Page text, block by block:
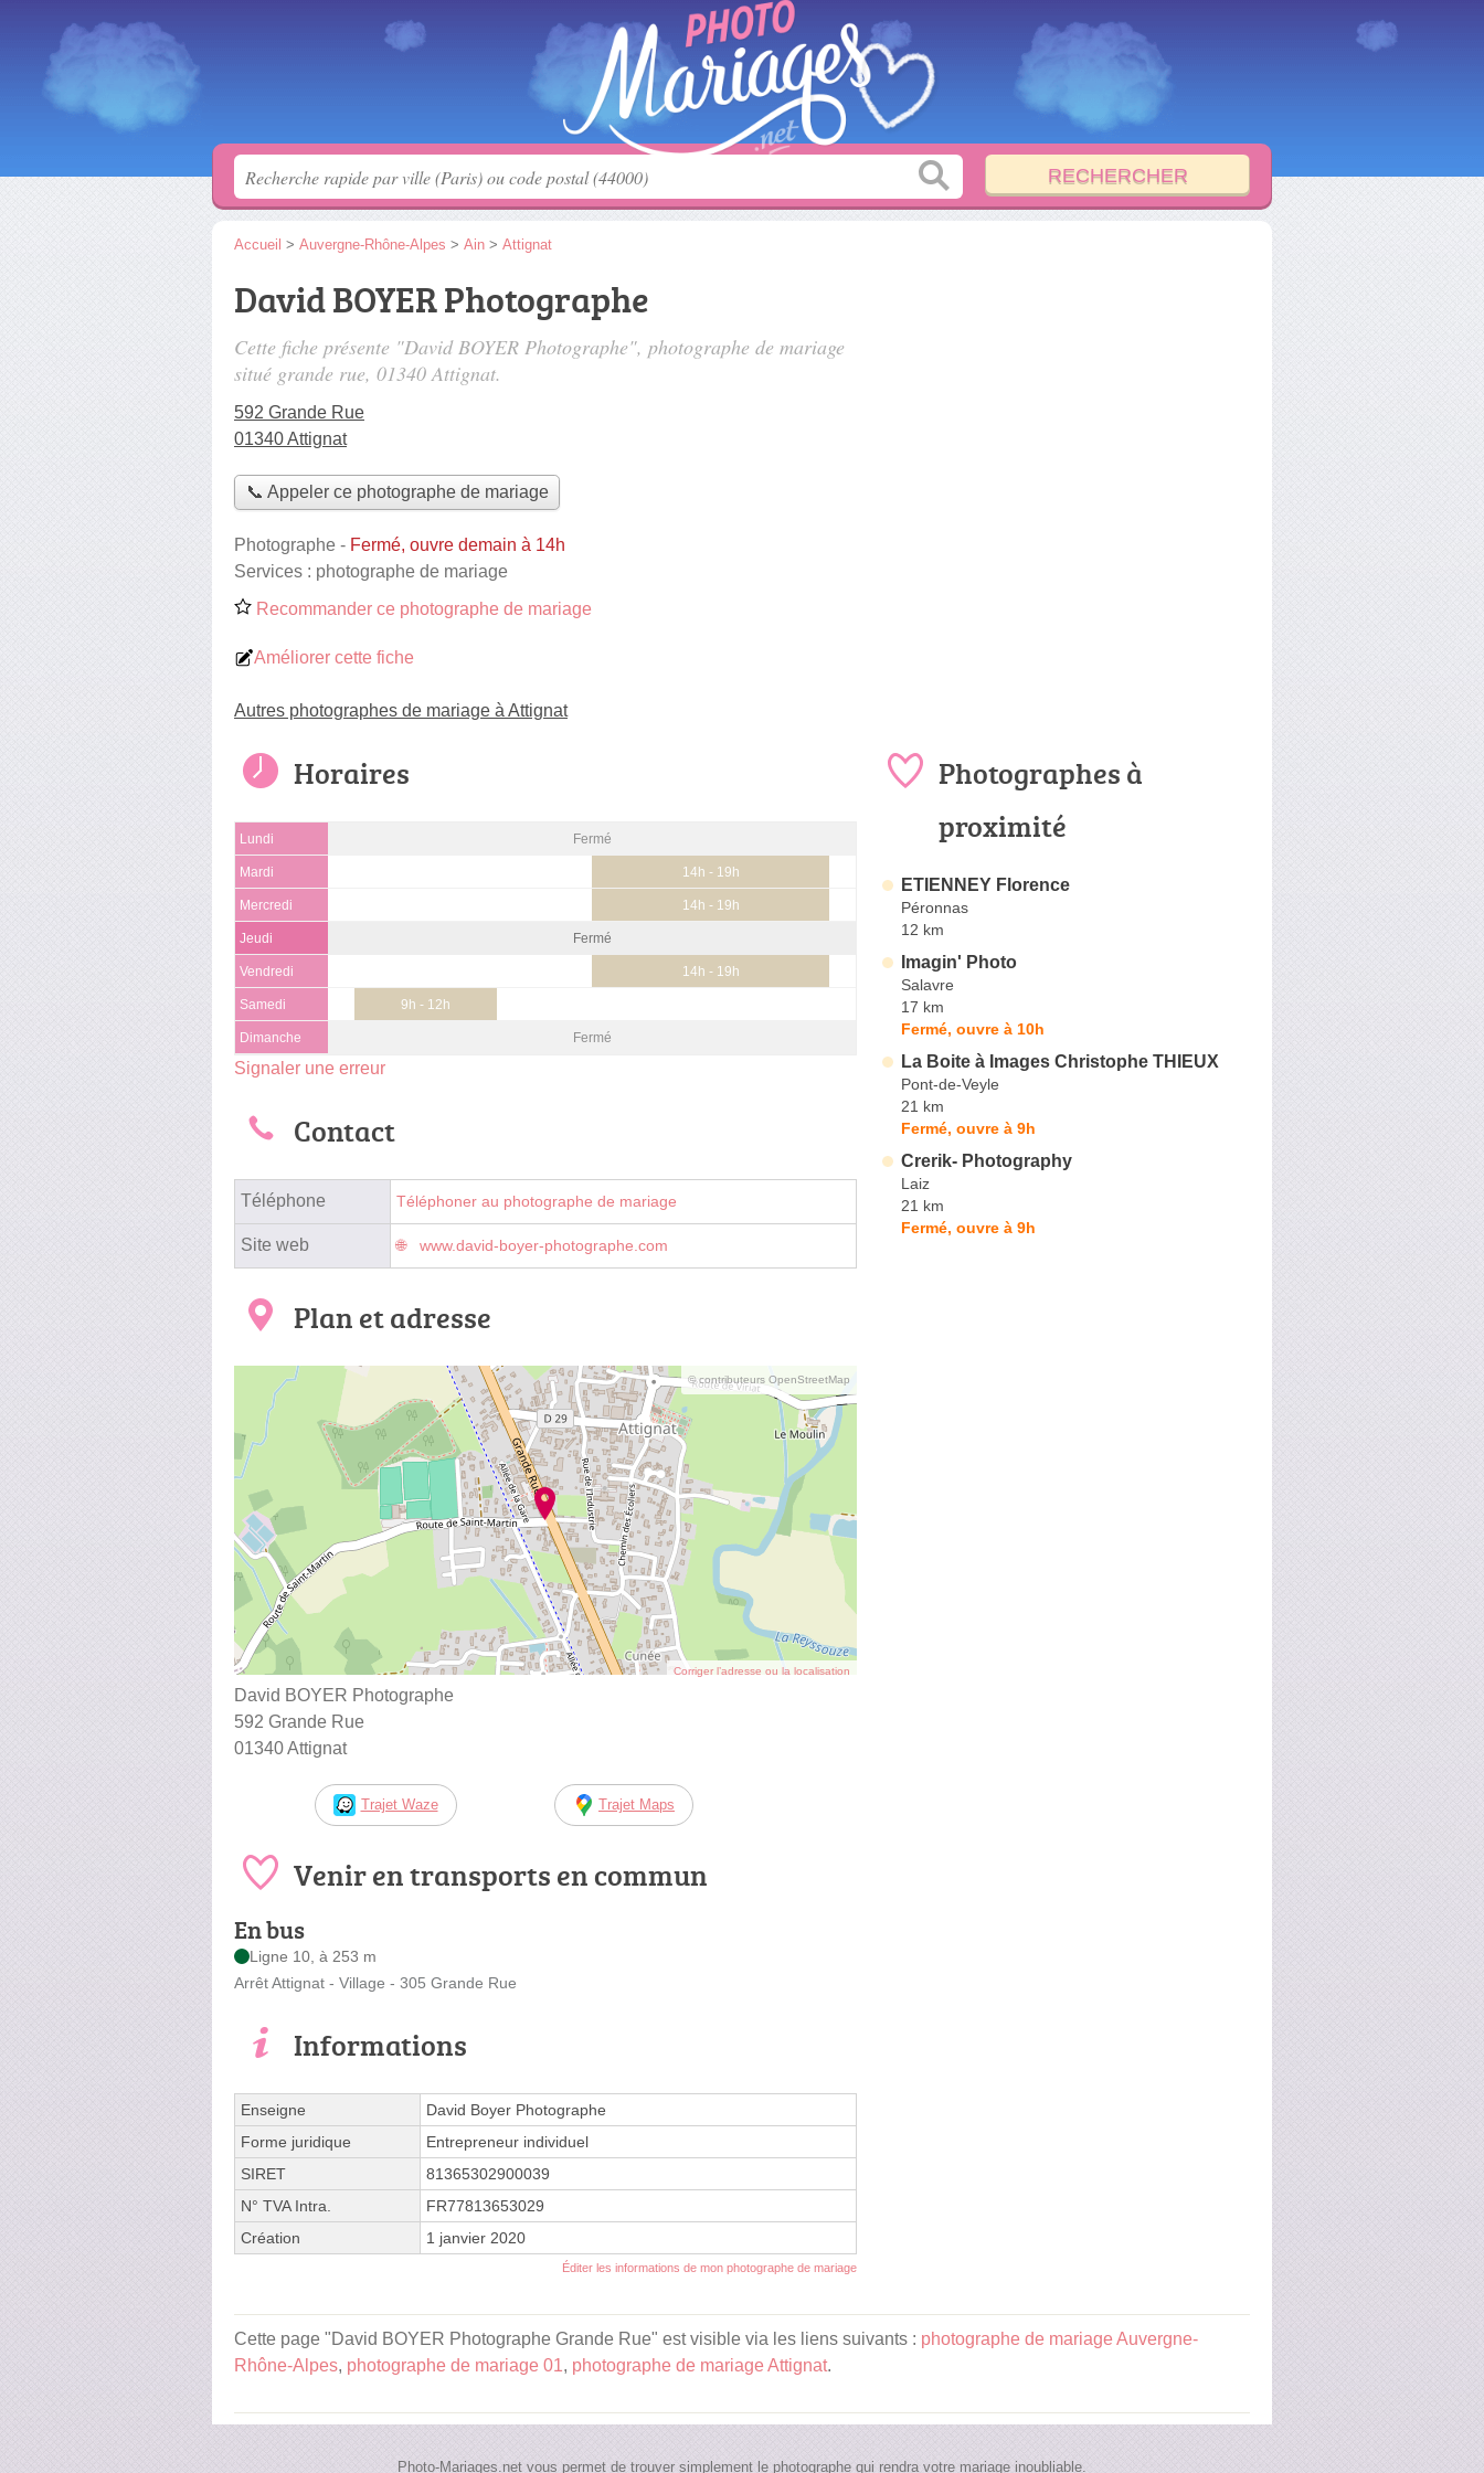
Accueil > Auvergne-Rhône-Alpes > Ain > Attignat
David BOYER Photographe
Cette fiche présente "David BOYER Photographe", photographe de mariage
situé grande rue, 01340 Attignat.
592 Grande Rue
01340 Attignat
📞 Appeler ce photographe de mariage
Photographe - Fermé, ouvre demain à 14h
Services : photographe de mariage
Recommander ce photographe de mariage
Améliorer cette fiche
Autres photographes de mariage à Attignat
Horaires
Lundi Fermé
Mardi 14h - 19h
Mercredi 14h - 19h
Jeudi Fermé
Vendredi 14h - 19h
Samedi 9h - 12h
Dimanche Fermé
Signaler une erreur
Contact
Téléphone Téléphoner au photographe de mariage
Site web www.david-boyer-photographe.com
Plan et adresse
© contributeurs OpenStreetMap
Corriger l’adresse ou la localisation
David BOYER Photographe
592 Grande Rue
01340 Attignat
Trajet Waze Trajet Maps
Venir en transports en commun
En bus
Ligne 10, à 253 m
Arrêt Attignat - Village - 305 Grande Rue
Informations
Enseigne
David Boyer Photographe
Forme juridique
Entrepreneur individuel
SIRET
81365302900039
N° TVA Intra.
FR77813653029
Création
1 janvier 2020
Éditer les informations de mon photographe de mariage
Photographes à
proximité
ETIENNEY Florence
Péronnas
12 km
Imagin' Photo
Salavre
17 km
Fermé, ouvre à 10h
La Boite à Images Christophe THIEUX
Pont-de-Veyle
21 km
Fermé, ouvre à 9h
Crerik- Photography
Laiz
21 km
Fermé, ouvre à 9h
Cette page "David BOYER Photographe Grande Rue" est visible via les liens suivants : photographe de mariage Auvergne-
Rhône-Alpes, photographe de mariage 01, photographe de mariage Attignat.
Photo-Mariages.net vous permet de trouver simplement le photographe qui rendra votre mariage inoubliable.